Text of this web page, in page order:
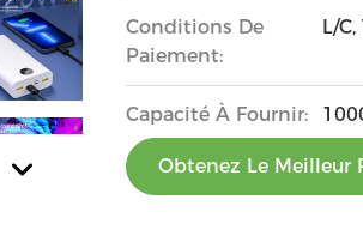
Conditions De
Paiement:
L/
Capacité À Fournir:
Obtenez Le Meilleur